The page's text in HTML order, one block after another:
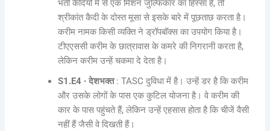
भर्ती कैदियों में से एक मिशन जुल्फिकार का हिस्सा है, तो
श्रीकांत कैदी के दोस्त मूसा से इसके बारे में पूछताछ करता है।
करीम नामक किसी व्यक्ति ने ड्रॉपबॉक्स का उपयोग किया है।
टीएएससी करीम के छात्रावास के कमरे की निगरानी करता है,
लेकिन करीम उन्हें चकमा दे देता है।
S1.E4 ∙ देशभक्त: TASC दुविधा में है। उन्हें डर है कि करीम
और उसके लोगों के पास एक कुटिल योजना है। वे करीम की
कार के पास पहुंचते हैं, लेकिन उन्हें एहसास होता है कि चीजें वैसी
नहीं हैं जैसी वे दिखती हैं।